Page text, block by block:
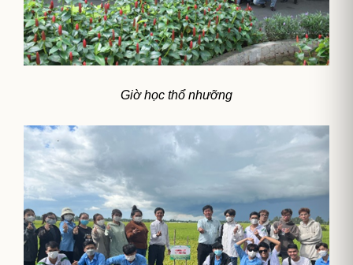
Giờ học thổ nhưỡng